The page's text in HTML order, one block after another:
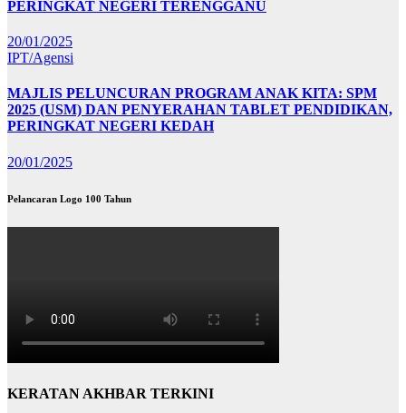
PERINGKAT NEGERI TERENGGANU
20/01/2025
IPT/Agensi
MAJLIS PELUNCURAN PROGRAM ANAK KITA: SPM
2025 (USM) DAN PENYERAHAN TABLET PENDIDIKAN,
PERINGKAT NEGERI KEDAH
20/01/2025
Pelancaran Logo 100 Tahun
KERATAN AKHBAR TERKINI